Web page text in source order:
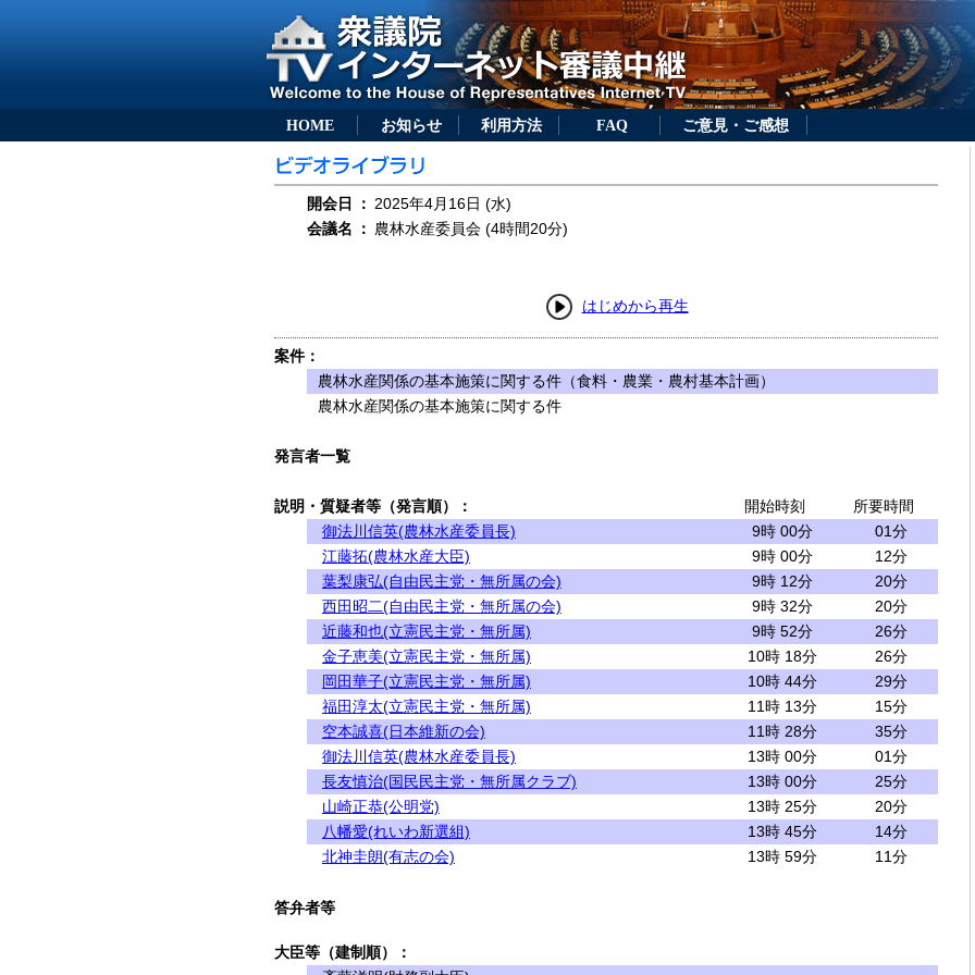
HOME お知らせ 利用方法 FAQ ご意見・ご感想
開会日 ： 2025年4月16日 (水)
会議名
： 農林水産委員会 (4時間20分)
はじめから再生
案件：
農林水産関係の基本施策に関する件（食料・農業・農村基本計画）
農林水産関係の基本施策に関する件
発言者一覧
説明・質疑者等（発言順）： 開始時刻
所要時間
御法川信英(農林水産委員長)
9時 00分
01分
江藤拓(農林水産大臣)
9時 00分
12分
葉梨康弘(自由民主党・無所属の会)
9時 12分
20分
西田昭二(自由民主党・無所属の会)
9時 32分
20分
近藤和也(立憲民主党・無所属)
9時 52分
26分
金子恵美(立憲民主党・無所属)
10時 18分
26分
岡田華子(立憲民主党・無所属)
10時 44分
29分
福田淳太(立憲民主党・無所属)
11時 13分
15分
空本誠喜(日本維新の会)
11時 28分
35分
御法川信英(農林水産委員長)
13時 00分
01分
長友慎治(国民民主党・無所属クラブ)
13時 00分
25分
山崎正恭(公明党)
13時 25分
20分
八幡愛(れいわ新選組)
13時 45分
14分
北神圭朗(有志の会)
13時 59分 11分
答弁者等
大臣等（建制順）：